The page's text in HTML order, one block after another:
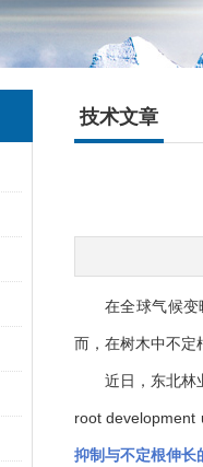
技术文章
在全球气候
而，在树木中不定
近日，东北林
root development
抑制与不定根伸长